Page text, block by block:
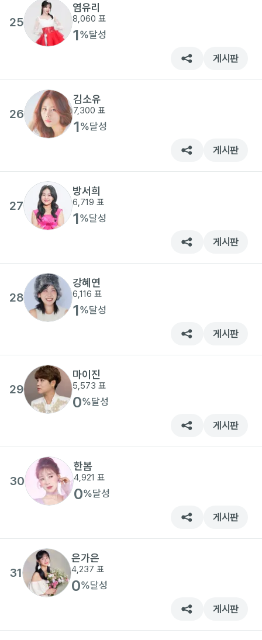
25
염유리
8,060 표
1%달성
게시판
26
김소유
7,300 표
1%달성
게시판
27
방서희
6,719 표
1%달성
게시판
28
강혜연
6,116 표
1%달성
게시판
29
마이진
5,573 표
0%달성
게시판
30
한봄
4,921 표
0%달성
게시판
31
은가은
4,237 표
0%달성
게시판